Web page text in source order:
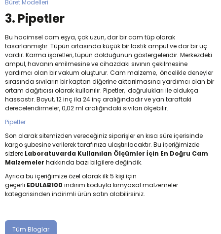
Büret Modelleri
3. Pipetler
Bu hacimsel cam eşya, çok uzun, dar bir cam tüp olarak
tasarlanmıştır. Tüpün ortasında küçük bir lastik ampul ve dar bir uç
vardır. Karma işaretleri, tüpün dolduğunun göstergeleridir. Merkezdeki
ampul, havanın emilmesine ve cihazdaki sıvının çekilmesine
yardımcı olan bir vakum oluşturur. Cam malzeme, öncelikle deneyler
sırasında sıvıların bir kaptan diğerine aktarılmasına yardımcı olan bir
ortam dağıtıcısı olarak kullanılır. Pipetler, doğrulukları ile oldukça
hassastır. Boyut, 12 inç ila 24 inç aralığındadır ve yan taraftaki
derecelendirmeler, 0,02 ml aralığındaki sıvıları ölçebilir.
Pipetler
Son olarak sitemizden vereceğiniz siparişler en kısa süre içerisinde
kargo şubesine verilerek tarafınıza ulaştırılacaktır. Bu içeriğimizde
sizlere Laboratuvarda Kullanılan Ölçümler İçin En Doğru Cam
Malzemeler hakkında bazı bilgilere değindik.
Ayrıca bu içeriğimize özel olarak ilk 5 kişi için
geçerli EDULAB100 indirim koduyla kimyasal malzemeler
kategorisinden indirimli ürün satın alabilirsiniz.
Tüm Bloglar